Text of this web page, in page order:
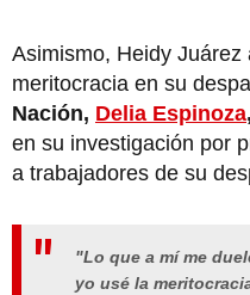
Asimismo, Heidy
meritocracia en su
Nación, Delia Espinoza
en su investigación por
a trabajadores de su
"Lo que a mí me
yo usé la